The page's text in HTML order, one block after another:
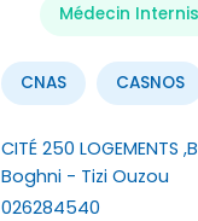
Médecin
CNAS CASNOS
CITÉ 250 LOGEMENTS
Boghni - Tizi Ouzou
026284540